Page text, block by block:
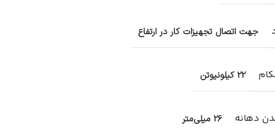
جهت اتصال تجهیزات کار در ارتفاع
22 کیلونیوتن
دهانه 26 میلی‌متر